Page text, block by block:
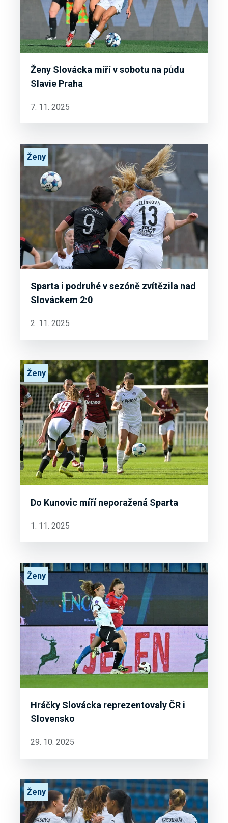
Ženy Slovácka míří v sobotu na půdu
Slavie Praha
7. 11. 2025
Sparta i podruhé v sezóně zvítězila nad
Slováckem 2:0
Ženy
2. 11. 2025
Do Kunovic míří neporažená Sparta
Ženy
1. 11. 2025
Hráčky Slovácka reprezentovaly ČR i
Slovensko
Ženy
29. 10. 2025
Ženy